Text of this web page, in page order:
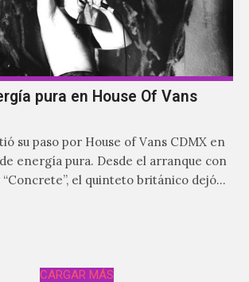
pura en House Of Vans
su paso por House of Vans CDMX en
energía pura. Desde el arranque con
“Concrete”, el quinteto británico dejó
CARGAR MÁS